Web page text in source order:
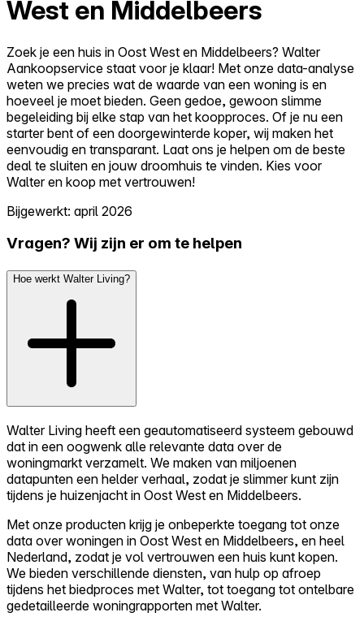
West en Middelbeers
Zoek je een huis in Oost West en Middelbeers? Walter
Aankoopservice staat voor je klaar! Met onze data-analyse
weten we precies wat de waarde van een woning is en
hoeveel je moet bieden. Geen gedoe, gewoon slimme
begeleiding bij elke stap van het koopproces. Of je nu een
starter bent of een doorgewinterde koper, wij maken het
eenvoudig en transparant. Laat ons je helpen om de beste
deal te sluiten en jouw droomhuis te vinden. Kies voor
Walter en koop met vertrouwen!
Bijgewerkt: april 2026
Vragen? Wij zijn er om te helpen
Hoe werkt Walter Living?
Walter Living heeft een geautomatiseerd systeem gebouwd
dat in een oogwenk alle relevante data over de
woningmarkt verzamelt. We maken van miljoenen
datapunten een helder verhaal, zodat je slimmer kunt zijn
tijdens je huizenjacht in Oost West en Middelbeers.
Met onze producten krijg je onbeperkte toegang tot onze
data over woningen in Oost West en Middelbeers, en heel
Nederland, zodat je vol vertrouwen een huis kunt kopen.
We bieden verschillende diensten, van hulp op afroep
tijdens het biedproces met Walter, tot toegang tot ontelbare
gedetailleerde woningrapporten met Walter.